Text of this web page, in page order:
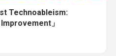
Technoableism:
」